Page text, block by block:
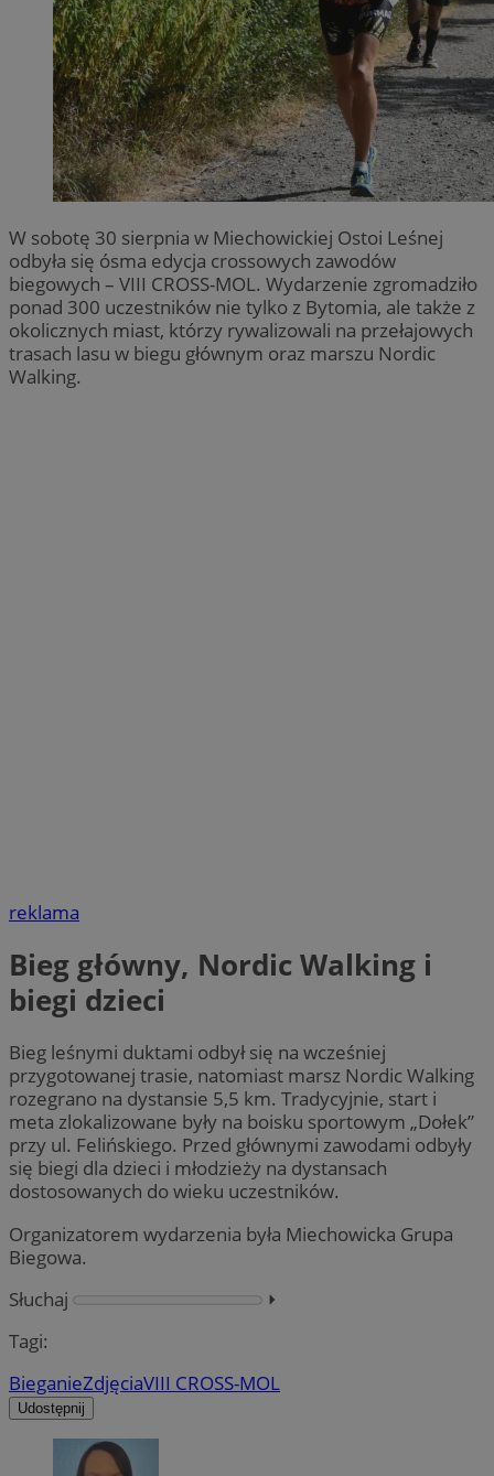
W sobotę 30 sierpnia w Miechowickiej Ostoi Leśnej
odbyła się ósma edycja crossowych zawodów
biegowych – VIII CROSS-MOL. Wydarzenie zgromadziło
ponad 300 uczestników nie tylko z Bytomia, ale także z
okolicznych miast, którzy rywalizowali na przełajowych
trasach lasu w biegu głównym oraz marszu Nordic
Walking.
reklama
Bieg główny, Nordic Walking i
biegi dzieci
Bieg leśnymi duktami odbył się na wcześniej
przygotowanej trasie, natomiast marsz Nordic Walking
rozegrano na dystansie 5,5 km. Tradycyjnie, start i
meta zlokalizowane były na boisku sportowym „Dołek”
przy ul. Felińskiego. Przed głównymi zawodami odbyły
się biegi dla dzieci i młodzieży na dystansach
dostosowanych do wieku uczestników.
Organizatorem wydarzenia była Miechowicka Grupa
Biegowa.
Słuchaj
⏵︎
Tagi:
BieganieZdjęciaVIII CROSS-MOL
Udostępnij